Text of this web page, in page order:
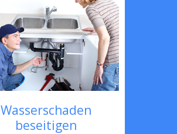
Wasserschaden
beseitigen